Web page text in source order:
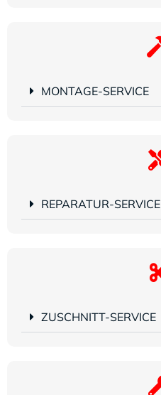
MONTAGE-SERVICE
REPARATUR-SERVICE
ZUSCHNITT-SERVICE